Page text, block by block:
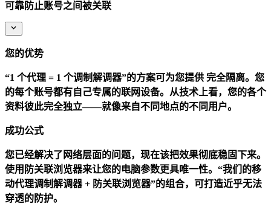
可靠防止账号之间被关联
您的优势
“1 个代理 = 1 个调制解调器”的方案可为您提供 完全隔离。您
的每个账号都有自己专属的联网设备。从技术上看，您的各个
资料彼此完全独立——就像来自不同地点的不同用户。
成功公式
您已经解决了网络层面的问题，现在该把效果彻底稳固下来。
使用防关联浏览器来让您的电脑参数更具唯一性。“我们的移
动代理调制解调器 + 防关联浏览器”的组合，可打造近乎无法
穿透的防护。